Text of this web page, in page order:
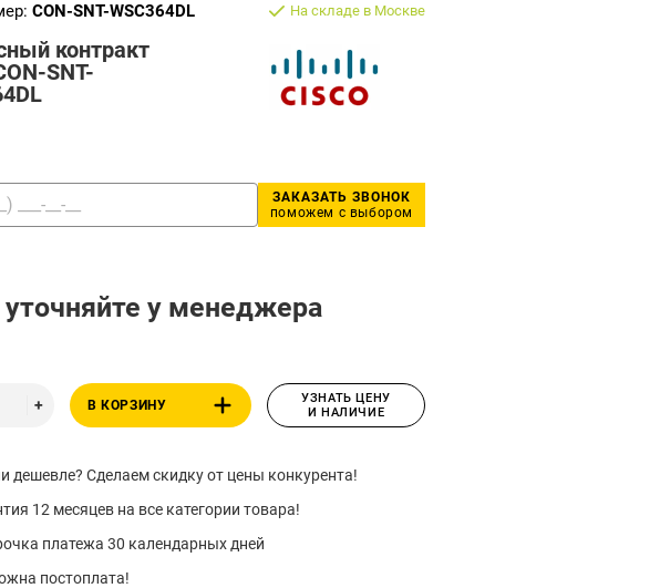
CON-SNT-WSC364DL
контракт
SNT-
На складе в Москве
ЗАКАЗАТЬ ЗВОНОК
поможем с выбором
у менеджера
В КОРЗИНУ
УЗНАТЬ ЦЕНУ
И НАЛИЧИЕ
дешевле? Сделаем скидку от цены конкурента!
12 месяцев на все категории товара!
платежа 30 календарных дней
постоплата!